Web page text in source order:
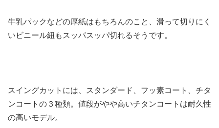
牛乳パックなどの厚紙はもちろんのこと、滑って切りにく
いビニール紐もスッパスッパ切れるそうです。
スイングカットには、スタンダード、フッ素コート、チタ
ンコートの３種類。値段がやや高いチタンコートは耐久性
の高いモデル。